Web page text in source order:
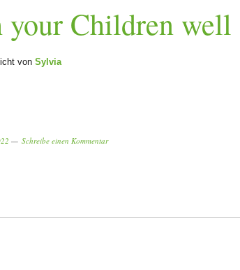
your Children well
von Sylvia
Schreibe einen Kommentar